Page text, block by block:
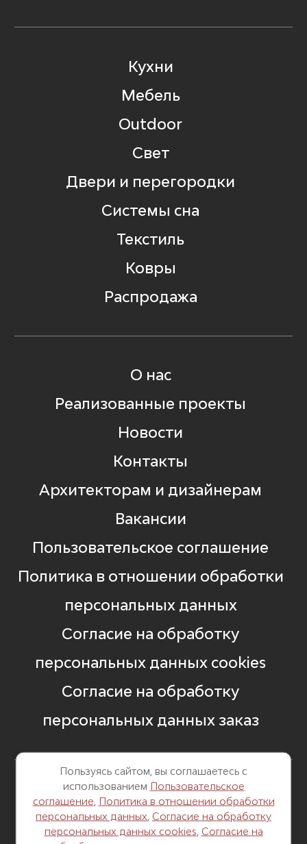
Пользуясь сайтом, вы соглашаетесь с
использованием Пользовательское
соглашение Политика в отношении обработки
персональных данных Согласие на обработку
персональных данных cookies Согласие на
Кухни
Мебель
Outdoor
Свет
Двери и перегородки
Системы сна
Текстиль
Ковры
Распродажа
О нас
Реализованные проекты
Новости
Контакты
Архитекторам и дизайнерам
Вакансии
Пользовательское соглашение
Политика в отношении обработки
персональных данных
Согласие на обработку
персональных данных cookies
Согласие на обработку
персональных данных заказ
8 499 248 13 82
г. Москва, Б. Саввинский пер. д. 12,